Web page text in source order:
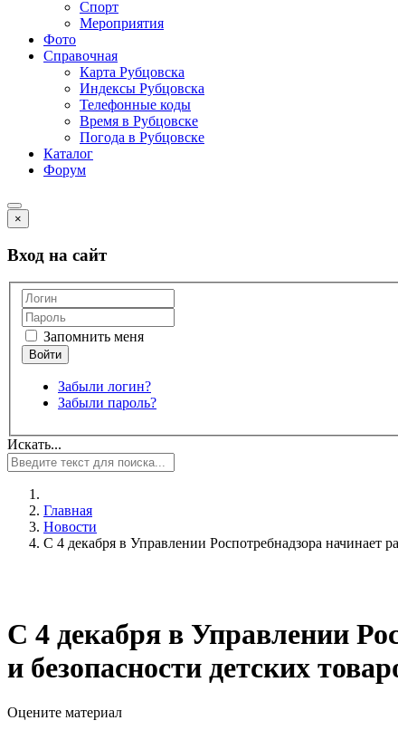
Спорт
Мероприятия
Фото
Справочная
Карта Рубцовска
Индексы Рубцовска
Телефонные коды
Время в Рубцовске
Погода в Рубцовске
Каталог
Форум
×
Вход на сайт
Запомнить меня
Забыли логин?
Забыли пароль?
Искать...
Главная
Новости
С 4 декабря в Управлении Роспотребнадзора начинает
С 4 декабря в Управлении
и безопасности детских
Оцените материал